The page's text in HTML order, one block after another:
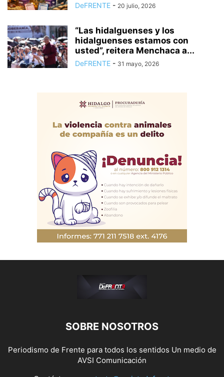
DeFRENTE - 20 julio, 2026
“Las hidalguenses y los
hidalguenses estamos con
usted”, reitera Menchaca a...
DeFRENTE - 31 mayo, 2026
SOBRE NOSOTROS
Periodismo de Frente para todos los sentidos Un medio de
AVSI Comunicación